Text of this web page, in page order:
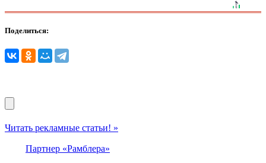
Поделиться:
Читать рекламные статьи! »
Партнер «Рамблера»